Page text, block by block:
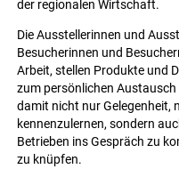
der regionalen Wirtschaft.
Die Ausstellerinnen und
Besucherinnen und
Arbeit, stellen Produkte und
zum persönlichen Austausch
damit nicht nur Gelegenheit,
kennenzulernen, sondern
Betrieben ins Gespräch zu
zu knüpfen.